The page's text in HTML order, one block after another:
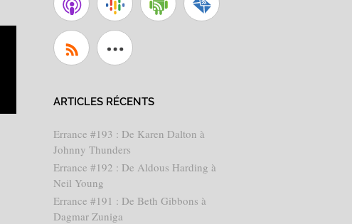
ARTICLES RÉCENTS
Errance #193 : De Karen Dalton à
Johnny Thunders
Errance #192 : De Aldous Harding à
Neil Young
Errance #191 : De Beth Gibbons à
Dagmar Zuniga